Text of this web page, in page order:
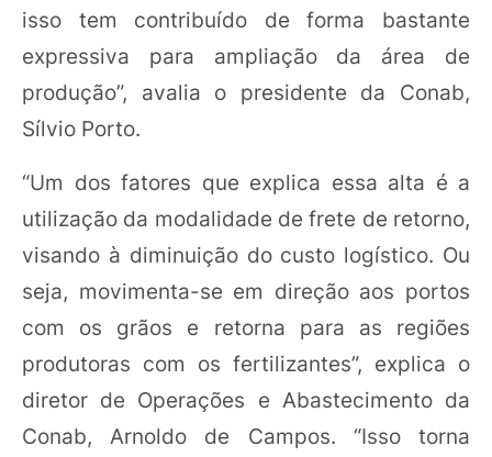
isso tem contribuído de forma bastante
expressiva para ampliação da área de
produção”, avalia o presidente da Conab,
Sílvio Porto.
“Um dos fatores que explica essa alta é a
utilização da modalidade de frete de retorno,
visando à diminuição do custo logístico. Ou
seja, movimenta-se em direção aos portos
com os grãos e retorna para as regiões
produtoras com os fertilizantes”, explica o
diretor de Operações e Abastecimento da
Conab, Arnoldo de Campos. “Isso torna